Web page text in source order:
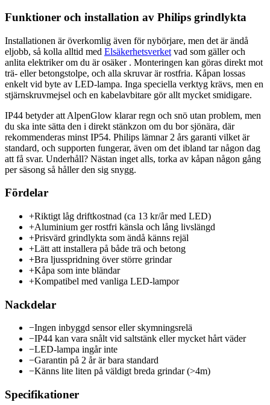
Funktioner och installation av Philips grindlykta
Installationen är överkomlig även för nybörjare, men det är ändå
eljobb, så kolla alltid med Elsäkerhetsverket vad som gäller och
anlita elektriker om du är osäker . Monteringen kan göras direkt mot
trä- eller betongstolpe, och alla skruvar är rostfria. Kåpan lossas
enkelt vid byte av LED-lampa. Inga speciella verktyg krävs, men en
stjärnskruvmejsel och en kabelavbitare gör allt mycket smidigare.
IP44 betyder att AlpenGlow klarar regn och snö utan problem, men
du ska inte sätta den i direkt stänkzon om du bor sjönära, där
rekommenderas minst IP54. Philips lämnar 2 års garanti vilket är
standard, och supporten fungerar, även om det ibland tar någon dag
att få svar. Underhåll? Nästan inget alls, torka av kåpan någon gång
per säsong så håller den sig snygg.
Fördelar
+Riktigt låg driftkostnad (ca 13 kr/år med LED)
+Aluminium ger rostfri känsla och lång livslängd
+Prisvärd grindlykta som ändå känns rejäl
+Lätt att installera på både trä och betong
+Bra ljusspridning över större grindar
+Kåpa som inte bländar
+Kompatibel med vanliga LED-lampor
Nackdelar
−Ingen inbyggd sensor eller skymningsrelä
−IP44 kan vara snålt vid saltstänk eller mycket hårt väder
−LED-lampa ingår inte
−Garantin på 2 år är bara standard
−Känns lite liten på väldigt breda grindar (>4m)
Specifikationer